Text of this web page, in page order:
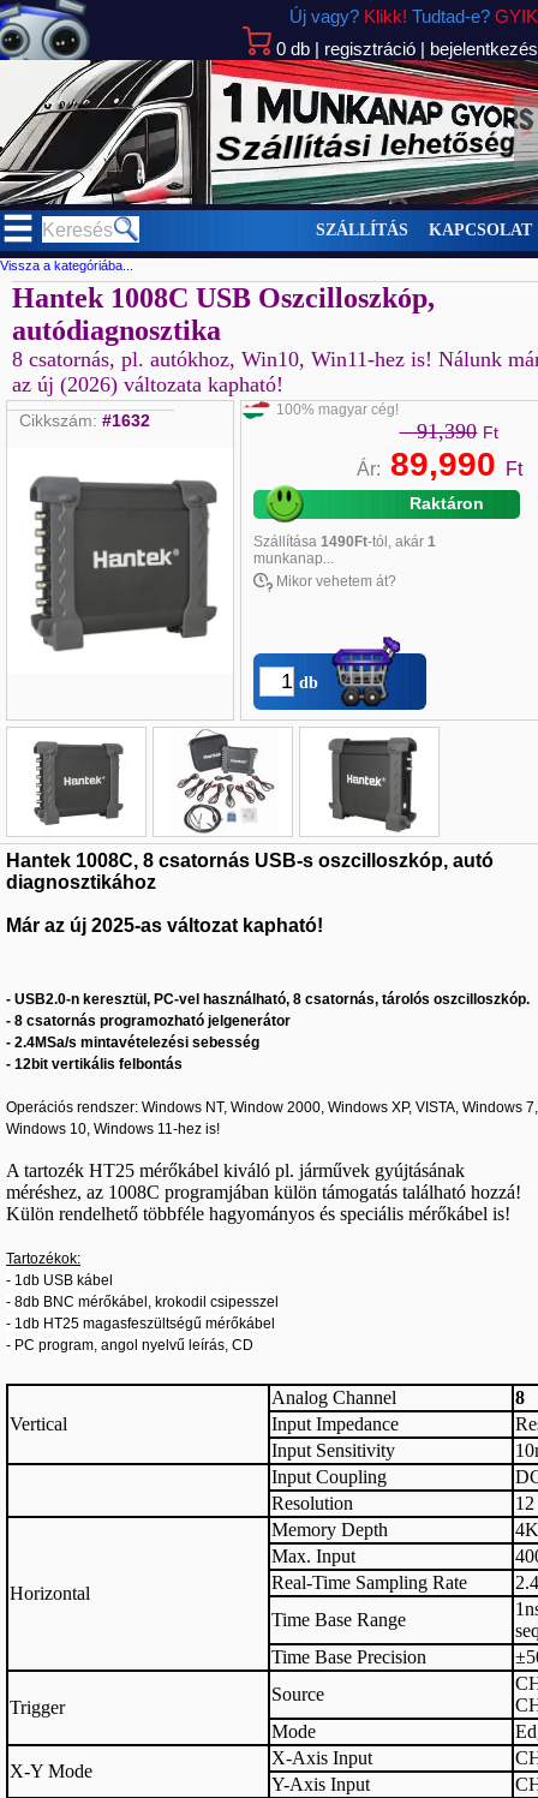
0 db | regisztráció | bejelentkezés
Új vagy? Klikk! Tudtad-e? GYIK
>
SZÁLLÍTÁS KAPCSOLAT
Vissza a kategóriába...
Hantek 1008C USB Oszcilloszkóp,
autódiagnosztika
8 csatornás, pl. autókhoz, Win10, Win11-hez is! Nálunk
az új (2026) változata kapható!
Cikkszám: #1632
100% magyar cég!
91,390 Ft
Ár: 89,990 Ft
Raktáron
Szállítása1490Ft-tól, akár1
munkanap...
Mikor vehetem át?
db
Név*:
E-mail*:
Telefon *:
Hantek 1008C, 8 csatornás USB-s oszcilloszkóp, autó
diagnosztikához
Már az új 2025-as változat kapható!
- USB2.0-n keresztül, PC-vel használható, 8 csatornás, tárolós oszcilloszkóp.
- 8 csatornás programozható jelgenerátor
- 2.4MSa/s mintavételezési sebesség
- 12bit vertikális felbontás
Operációs rendszer: Windows NT, Window 2000, Windows XP, VISTA, Windows 7,
Windows 10, Windows 11-hez is!
A tartozék HT25 mérőkábel kiváló pl. járművek gyújtásának
méréshez, az 1008C programjában külön támogatás található hozzá!
Külön rendelhető többféle hagyományos és speciális mérőkábel is!
Tartozékok:
- 1db USB kábel
- 8db BNC mérőkábel, krokodil csipesszel
- 1db HT25 magasfeszültségű mérőkábel
- PC program, angol nyelvű leírás, CD
Vertical
Analog Channel
8
Input Impedance
Input Sensitivity
Input Coupling
Resolution
Horizontal
Memory Depth
4K
Max. Input
Real-Time Sampling Rate
Time Base Range
Time Base Precision
Trigger
Source
Mode
X-Y Mode
X-Axis Input
Y-Axis Input